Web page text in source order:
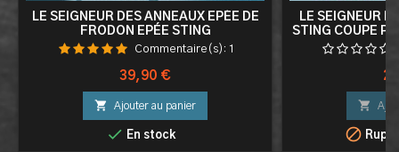
LE SEIGNEUR DES ANNEAUX EPÉE DE
FRODON EPÉE STING
Commentaire(s): 1
Prix
39,90 €
 Ajouter au panier
 En stock
LE SEIGNEUR
STING COUPE

